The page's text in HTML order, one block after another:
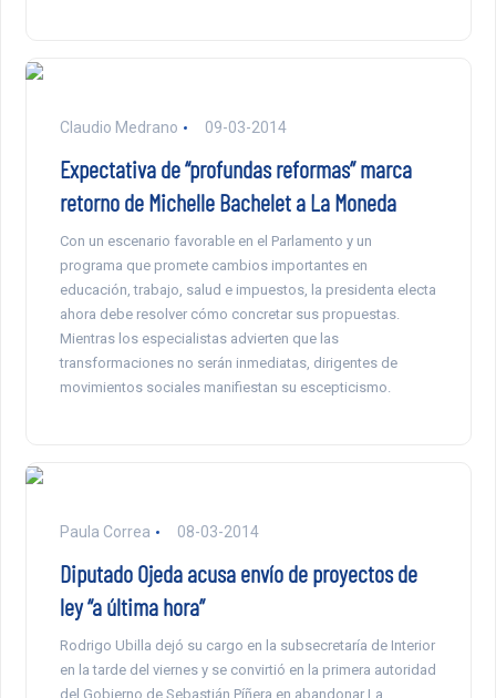
Claudio Medrano 09-03-2014
Expectativa de “profundas reformas” marca
retorno de Michelle Bachelet a La Moneda
Con un escenario favorable en el Parlamento y un
programa que promete cambios importantes en
educación, trabajo, salud e impuestos, la presidenta electa
ahora debe resolver cómo concretar sus propuestas.
Mientras los especialistas advierten que las
transformaciones no serán inmediatas, dirigentes de
movimientos sociales manifiestan su escepticismo.
Paula Correa 08-03-2014
Diputado Ojeda acusa envío de proyectos de
ley “a última hora”
Rodrigo Ubilla dejó su cargo en la subsecretaría de Interior
en la tarde del viernes y se convirtió en la primera autoridad
del Gobierno de Sebastián Píñera en abandonar La